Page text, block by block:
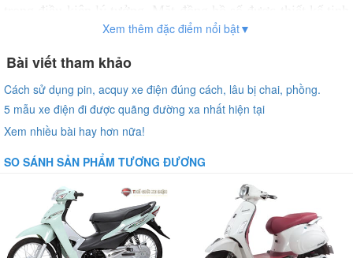
trong điều kiện lý tưởng. Mặt đồng hồ số được thiết kế tinh
xảo, sắc nét hiển thị rõ thông tin về vận tốc và lượng điện
Xem thêm đặc điểm nổi bật▼
Bài viết tham khảo
Cách sử dụng pin, acquy xe điện đúng cách, lâu bị chai, phồng.
5 mẫu xe điện đi được quãng đường xa nhất hiện tại
Xem nhiều bài hay hơn nữa!
SO SÁNH SẢN PHẨM TƯƠNG ĐƯƠNG